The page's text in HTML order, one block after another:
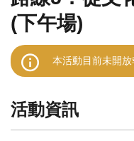
(下午場)
本活動目前未開放
活動資訊